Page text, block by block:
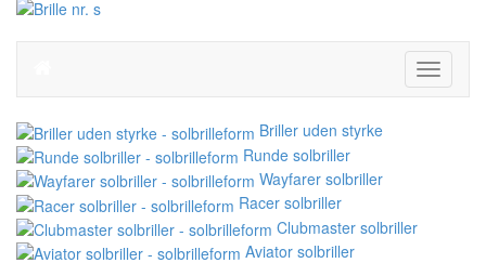
Toggle
Briller uden styrke
Runde solbriller
Wayfarer solbriller
Racer solbriller
Clubmaster solbriller
Aviator solbriller